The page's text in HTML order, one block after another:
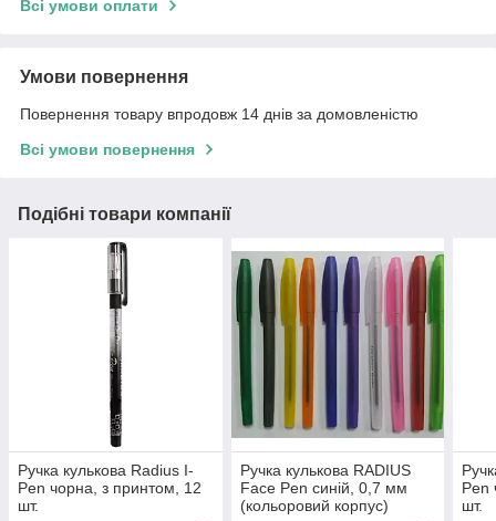
Всі умови оплати
Умови повернення
Повернення товару впродовж 14 днів за домовленістю
Всі умови повернення
Подібні товари компанії
Ручка кулькова Radius I-
Pen чорна, з принтом, 12
шт.
Ручка кулькова RADIUS
Face Pen синій, 0,7 мм
(кольоровий корпус)
Pen
шт.